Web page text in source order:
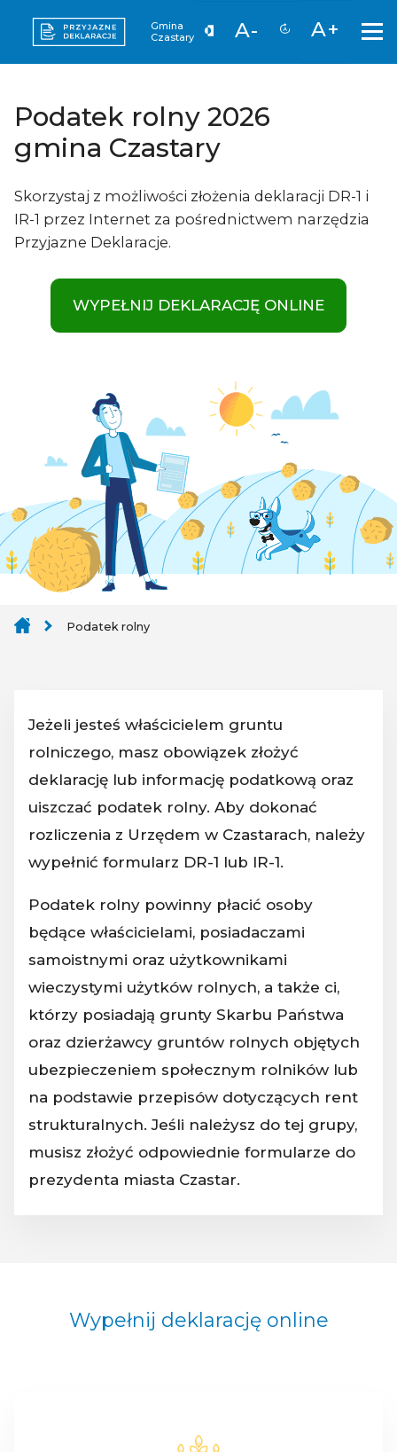
Gmina
Czastary
A- A+
Podatek rolny 2026
gmina Czastary
Skorzystaj z możliwości złożenia deklaracji DR-1 i
IR-1 przez Internet za pośrednictwem narzędzia
Przyjazne Deklaracje.
WYPEŁNIJ DEKLARACJĘ ONLINE
Podatek rolny
Jeżeli jesteś właścicielem gruntu
rolniczego, masz obowiązek złożyć
deklarację lub informację podatkową oraz
uiszczać podatek rolny. Aby dokonać
rozliczenia z Urzędem w Czastarach, należy
wypełnić formularz DR-1 lub IR-1.
Podatek rolny powinny płacić osoby
będące właścicielami, posiadaczami
samoistnymi oraz użytkownikami
wieczystymi użytków rolnych, a także ci,
którzy posiadają grunty Skarbu Państwa
oraz dzierżawcy gruntów rolnych objętych
ubezpieczeniem społecznym rolników lub
na podstawie przepisów dotyczących rent
strukturalnych. Jeśli należysz do tej grupy,
musisz złożyć odpowiednie formularze do
prezydenta miasta Czastar.
Wypełnij deklarację online